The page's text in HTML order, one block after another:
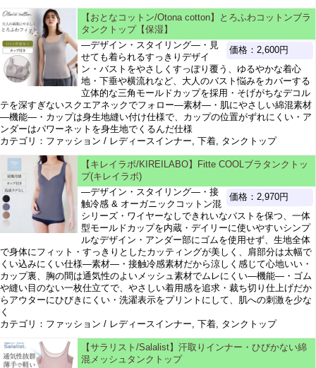
【おとなコットン/Otona cotton】とろふわコットンブラ
タンクトップ【保湿】
価格：2,600円
―デザイン・スタイリング―・見
せても着られるすっきりデザイ
ン・バストをやさしくすっぽり覆う、ゆるやかな着心
地・下垂や横流れなど、大人のバスト悩みをカバーする
立体的な三角モールドカップを採用・そげがちなデコル
テを深すぎないスクエアネックでフォロー―素材―・肌にやさしい綿混素材
―機能―・カップは身生地縫い付け仕様で、カップの位置がずれにくい・ア
ンダーはパワーネットを身生地でくるんだ仕様
カテゴリ：ファッション / レディースインナー, 下着, タンクトップ
【キレイラボ/KIREILABO】Fitte COOLブラタンクトッ
プ(キレイラボ)
価格：2,970円
―デザイン・スタイリング―・接
触冷感 & オーガニックコットン混
シリーズ・ワイヤーなしできれいなバストを保つ、一体
型モールドカップを内蔵・デイリーに使いやすいシンプ
ルなデザイン・アンダー部にゴムを使用せず、生地全体
で身体にフィット・すっきりとしたカッティングが美しく、肩部分は太幅で
くい込みにくい仕様―素材―・接触冷感素材だから涼しく感じて心地いい・
カップ裏、胸の間は通気性のよいメッシュ素材でムレにくい―機能―・ゴム
や縫い目のない一枚仕立てで、やさしい着用感を追求・裁ち切り仕上げだか
らアウターにひびきにくい・洗濯表示をプリントにして、肌への刺激を少な
く
カテゴリ：ファッション / レディースインナー, 下着, タンクトップ
【サラリスト/Salalist】汗取りインナー・ひびかない綿
混メッシュタンクトップ